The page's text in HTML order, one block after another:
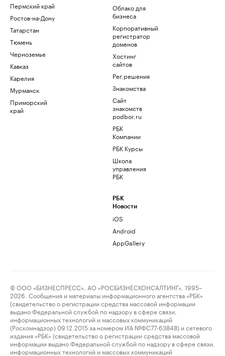
Пермский край
Ростов-на-Дону
Татарстан
Тюмень
Черноземье
Кавказ
Карелия
Мурманск
Приморский
край
Облако для
бизнеса
Корпоративный
регистратор
доменов
Хостинг
сайтов
Рег.решения
Знакомства
Сайт
знакомств
podbor.ru
РБК
Компании
РБК Курсы
Школа
управления
РБК
РБК
Новости
iOS
Android
AppGallery
© ООО «БИЗНЕСПРЕСС», АО «РОСБИЗНЕСКОНСАЛТИНГ», 1995–
2026. Сообщения и материалы информационного агентства «РБК»
(свидетельство о регистрации средства массовой информации
выдано Федеральной службой по надзору в сфере связи,
информационных технологий и массовых коммуникаций
(Роскомнадзор) 09.12.2015 за номером ИА №ФС77-63848) и сетевого
издания «РБК» (свидетельство о регистрации средства массовой
информации выдано Федеральной службой по надзору в сфере связи,
информационных технологий и массовых коммуникаций